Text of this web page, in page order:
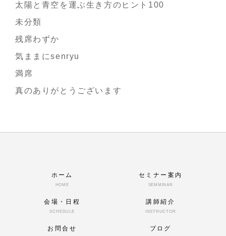
太陽と青空を運ぶ生き方のヒント100
未分類
残席わずか
気ままにsenryu
満席
真のありがとうございます
ホーム
HOME
セミナー案内
SEMMINAR
会場・日程
SCHEDULE
講師紹介
INSTRUCTOR
お問合せ ブログ